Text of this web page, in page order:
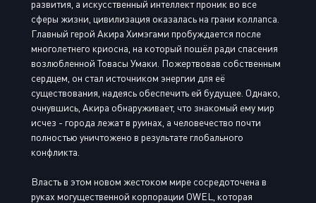
развития, а искусственный интеллект проник во все
сферы жизни, цивилизация оказалась на грани коллапса.
Главный герой Акира Химэгами пробуждается после
многолетнего криосна, на который пошёл ради спасения
возлюбленной Товасы Умаки. Пожертвовав собственным
сердцем, он стал источником энергии для её
существования, надеясь обеспечить ей будущее. Однако,
очнувшись, Акира обнаруживает, что знакомый ему мир
исчез - города лежат в руинах, а человечество почти
полностью уничтожено в результате глобального
конфликта.
Власть в этом новом жестоком мире сосредоточена в
руках могущественной корпорации OWEL, которая